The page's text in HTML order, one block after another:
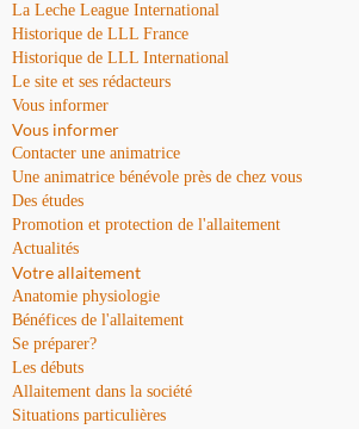
La Leche League International
Historique de LLL France
Historique de LLL International
Le site et ses rédacteurs
Vous informer
Vous informer
Contacter une animatrice
Une animatrice bénévole près de chez vous
Des études
Promotion et protection de l'allaitement
Actualités
Votre allaitement
Anatomie physiologie
Bénéfices de l'allaitement
Se préparer?
Les débuts
Allaitement dans la société
Situations particulières